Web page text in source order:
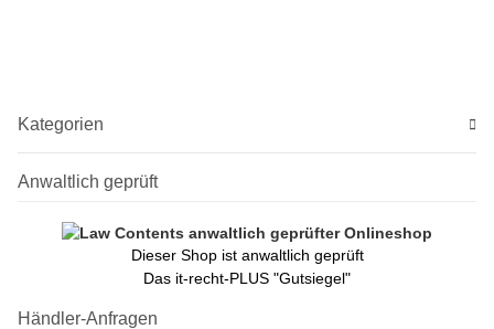
Kategorien
Anwaltlich geprüft
Dieser Shop ist anwaltlich geprüft
Das it-recht-PLUS "Gutsiegel"
Händler-Anfragen